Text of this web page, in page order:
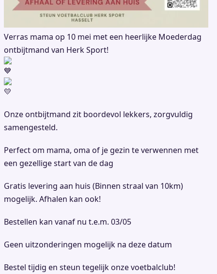
Verras mama op 10 mei met een heerlijke Moederdag
ontbijtmand van Herk Sport!
Onze ontbijtmand zit boordevol lekkers, zorgvuldig
samengesteld.
Perfect om mama, oma of je gezin te verwennen met
een gezellige start van de dag
Gratis levering aan huis (Binnen straal van 10km)
mogelijk. Afhalen kan ook!
Bestellen kan vanaf nu t.e.m. 03/05
Geen uitzonderingen mogelijk na deze datum
Bestel tijdig en steun tegelijk onze voetbalclub!